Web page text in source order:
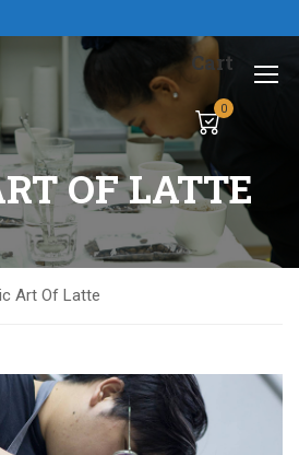
Cart
0
OF LATTE
Art Of Latte